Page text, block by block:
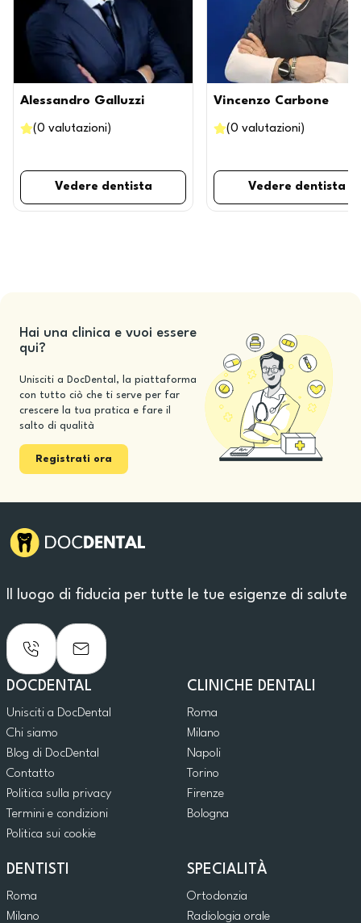
Alessandro Galluzzi
(0 valutazioni )
Vedere dentista
Vincenzo Carbone
(0 valutazioni )
Vedere dentista
Hai una clinica e vuoi essere
qui?
Unisciti a DocDental, la piattaforma
con tutto ciò che ti serve per far
crescere la tua pratica e fare il
salto di qualità
Registrati ora
Il luogo di fiducia per tutte le tue esigenze di salute
DOCDENTAL
Unisciti a DocDental
Chi siamo
Blog di DocDental
Contatto
Politica sulla privacy
Termini e condizioni
Politica sui cookie
CLINICHE DENTALI
Roma
Milano
Napoli
Torino
Firenze
Bologna
DENTISTI
Roma
Milano
SPECIALITÀ
Ortodonzia
Radiologia orale